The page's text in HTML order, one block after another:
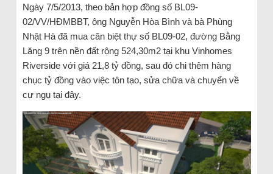
Ngày 7/5/2013, theo bản hợp đồng số BL09-
02/VV/HĐMBBT, ông Nguyễn Hòa Bình và bà Phùng
Nhật Hà đã mua căn biệt thự số BL09-02, đường Bằng
Lăng 9 trên nền đất rộng 524,30m2 tại khu Vinhomes
Riverside với giá 21,8 tỷ đồng, sau đó chi thêm hàng
chục tỷ đồng vào việc tôn tạo, sửa chữa và chuyển về
cư ngụ tại đây.